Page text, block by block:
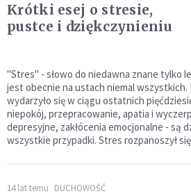
Krótki esej o stresie,
pustce i dziękczynieniu
"Stres" - słowo do niedawna znane tylko
jest obecnie na ustach niemal wszystkich.
wydarzyło się w ciągu ostatnich
niepokój, przepracowanie, apatia i
depresyjne, zakłócenia emocjonalne - są
wszystkie przypadki. Stres rozpanoszył
14 lat temu DUCHOWOŚĆ